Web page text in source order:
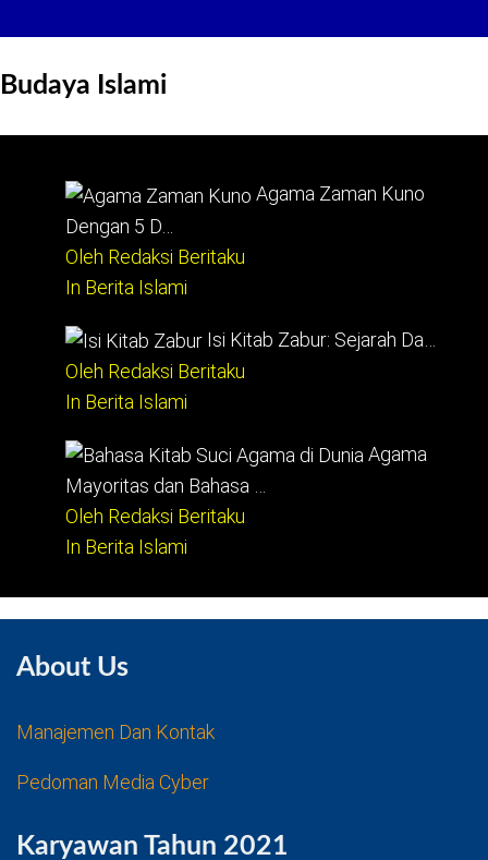
Budaya Islami
Agama Zaman Kuno
Dengan 5 D…
Oleh Redaksi Beritaku
In Berita Islami
Isi Kitab Zabur: Sejarah Da…
Oleh Redaksi Beritaku
In Berita Islami
Agama
Mayoritas dan Bahasa …
Oleh Redaksi Beritaku
In Berita Islami
About Us
Manajemen Dan Kontak
Pedoman Media Cyber
Karyawan Tahun 2021